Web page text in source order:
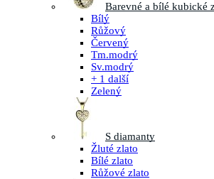
Barevné a bílé kubické
Bílý
Růžový
Červený
Tm.modrý
Sv.modrý
+ 1 další
Zelený
S diamanty
Žluté zlato
Bílé zlato
Růžové zlato